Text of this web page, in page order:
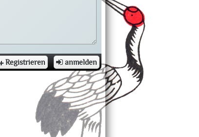
Registrieren anmelden